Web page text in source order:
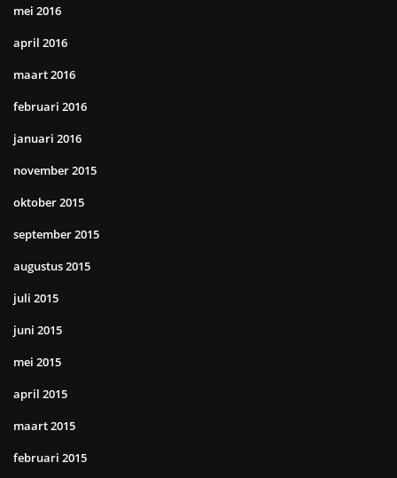
mei 2016
april 2016
maart 2016
februari 2016
januari 2016
november 2015
oktober 2015
september 2015
augustus 2015
juli 2015
juni 2015
mei 2015
april 2015
maart 2015
februari 2015